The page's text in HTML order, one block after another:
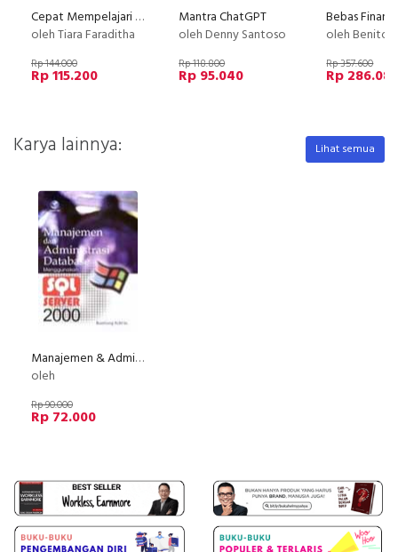
Cepat Mempelajari Asuransi Sebelum Membeli
oleh Tiara Faraditha
Rp 144.000
Rp 115.200
Mantra ChatGPT
oleh Denny Santoso
Rp 118.800
Rp 95.040
oleh Benito
Rp 357.600
Rp
Karya lainnya: Lihat semua
Manajemen & Administrasi Database Menggunakan SQL Server 2000
oleh
Rp 90.000
Rp 72.000